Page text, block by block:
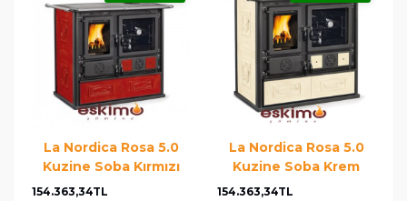
La Nordica Rosa 5.0
Kuzine Soba Kırmızı
154.363,34TL
La Nordica Rosa 5.0
Kuzine Soba Krem
154.363,34TL